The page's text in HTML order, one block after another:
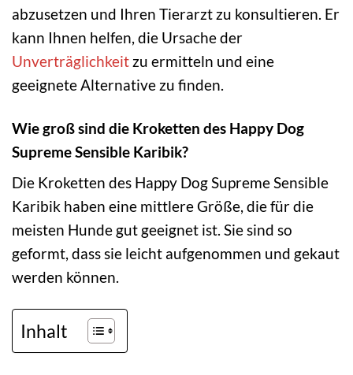
abzusetzen und Ihren Tierarzt zu konsultieren. Er
kann Ihnen helfen, die Ursache der
Unverträglichkeit zu ermitteln und eine
geeignete Alternative zu finden.
Wie groß sind die Kroketten des Happy Dog
Supreme Sensible Karibik?
Die Kroketten des Happy Dog Supreme Sensible
Karibik haben eine mittlere Größe, die für die
meisten Hunde gut geeignet ist. Sie sind so
geformt, dass sie leicht aufgenommen und gekaut
werden können.
Inhalt